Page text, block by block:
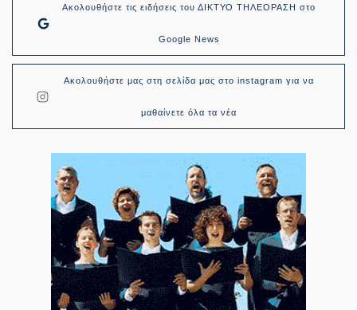
Ακολουθήστε τις ειδήσεις του ΔΙΚΤΥΟ ΤΗΛΕΟΡΑΣΗ στο
Google News
Ακολουθήστε μας στη σελίδα μας στο instagram για να
μαθαίνετε όλα τα νέα